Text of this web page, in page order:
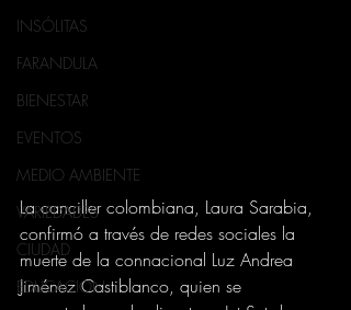
INSÓLITAS
FARANDULA
BIENESTAR
EVENTOS
MEDIO AMBIENTE
VARIEDADES
CIUDAD
EDUCACION
La canciller colombiana, Laura Sarabia,
confirmó a través de redes sociales la
muerte de la connacional Luz Andrea
Jiménez Castiblanco, quien se